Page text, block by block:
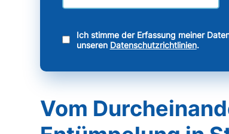
Ich stimme der Erfassung meiner
unseren Datenschutzrichtlinien.
Vom